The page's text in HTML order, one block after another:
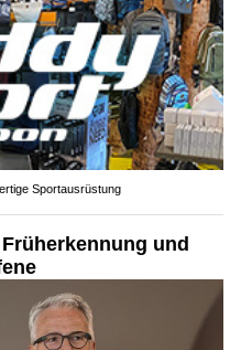
Sportausrüstung
und